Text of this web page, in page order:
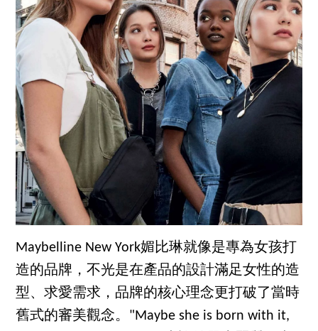
Maybelline New York媚比琳就像是專為女孩打
造的品牌，不光是在產品的設計滿足女性的造
型、求愛需求，品牌的核心理念更打破了當時
舊式的審美觀念。"Maybe she is born with it,